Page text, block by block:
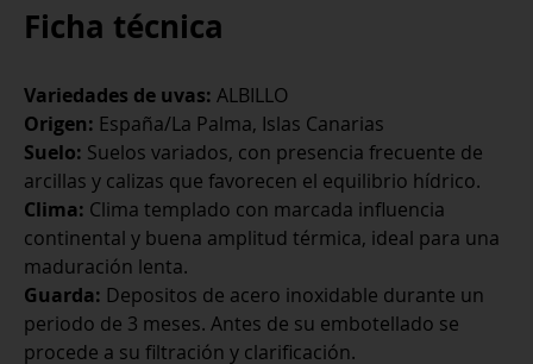
Ficha técnica
Variedades de uvas: ALBILLO
Origen: España/La Palma, Islas Canarias
Suelo: Suelos variados, con presencia frecuente de
arcillas y calizas que favorecen el equilibrio hídrico.
Clima: Clima templado con marcada influencia
continental y buena amplitud térmica, ideal para una
maduración lenta.
Guarda: Depositos de acero inoxidable durante un
periodo de 3 meses. Antes de su embotellado se
procede a su filtración y clarificación.